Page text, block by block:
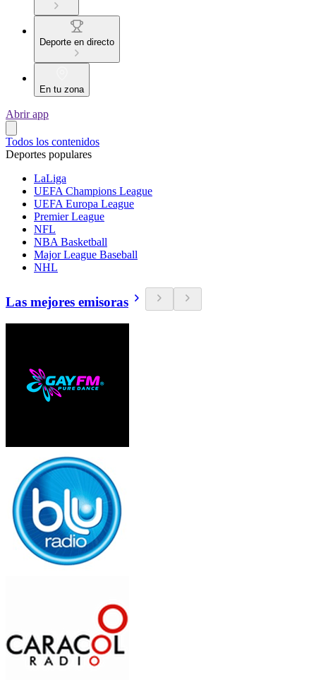
Deporte en directo
En tu zona
Abrir app
Todos los contenidos
Deportes populares
LaLiga
UEFA Champions League
UEFA Europa League
Premier League
NFL
NBA Basketball
Major League Baseball
NHL
Las mejores emisoras